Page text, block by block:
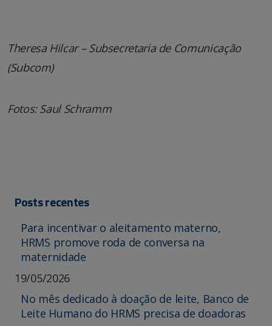
Theresa Hilcar – Subsecretaria de Comunicação
(Subcom)
Fotos: Saul Schramm
Posts recentes
Para incentivar o aleitamento materno,
HRMS promove roda de conversa na
maternidade
19/05/2026
No mês dedicado à doação de leite, Banco de
Leite Humano do HRMS precisa de doadoras